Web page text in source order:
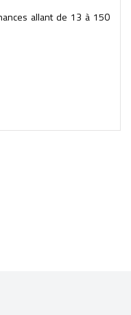
allant de 13 à 150